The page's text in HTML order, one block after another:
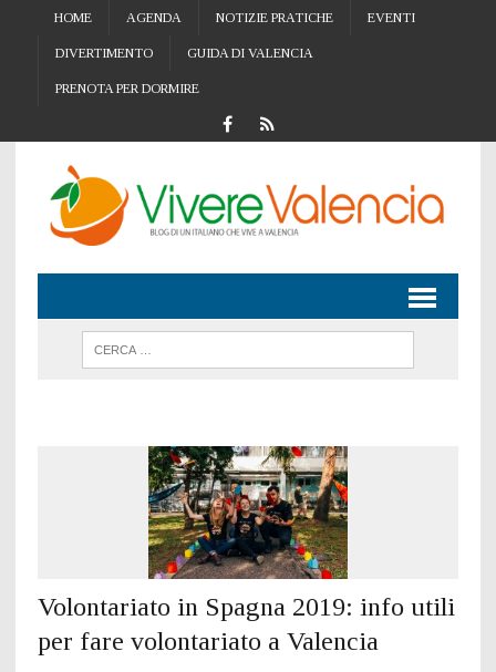
HOME AGENDA NOTIZIE PRATICHE EVENTI
DIVERTIMENTO GUIDA DI VALENCIA
PRENOTA PER DORMIRE
Volontariato in Spagna 2019: info utili
per fare volontariato a Valencia